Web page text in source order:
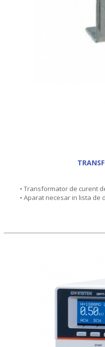
• Transformator de curent
• Aparat necesar in lista de